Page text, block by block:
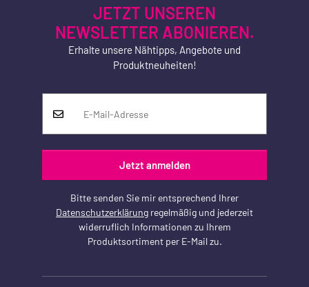
JETZT UNSEREN
NEWSLETTER ABONIEREN.
Erhalte unsere Nähtipps, Angebote und
Produktneuheiten!
Jetzt anmelden
Bitte senden Sie mir entsprechend Ihrer
Datenschutzerklärung regelmäßig und jederzeit
widerruflich Informationen zu Ihrem
Produktsortiment per E-Mail zu.